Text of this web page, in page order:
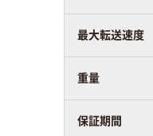
最大転送速度
重量
保証期間